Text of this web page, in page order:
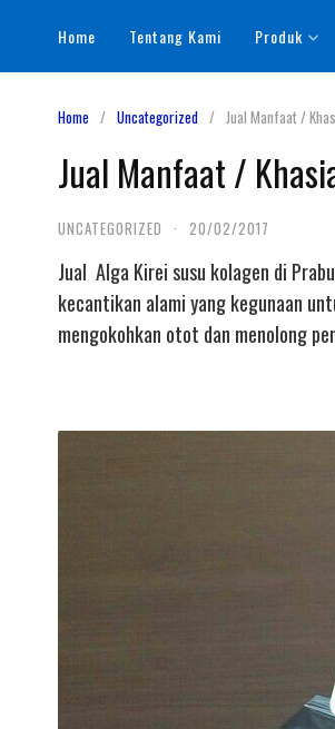
content
Home Tentang Kami Produk
Home Uncategorized Jual Manfaat /
Jual Manfaat /
UNCATEGORIZED · 20/02/2017
Jual Alga Kirei susu kolagen di
kecantikan alami yang kegunaan
mengokohkan otot dan menolong